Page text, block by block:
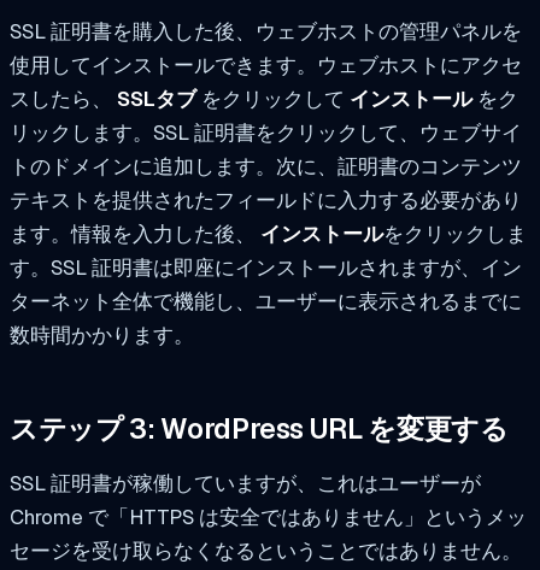
SSL 証明書を購入した後、ウェブホストの管理パネルを
使用してインストールできます。ウェブホストにアクセ
スしたら、 SSLタブをクリックして インストール をク
リックします。SSL 証明書をクリックして、ウェブサイ
トのドメインに追加します。次に、証明書のコンテンツ
テキストを提供されたフィールドに入力する必要があり
ます。情報を入力した後、 インストールをクリックしま
す。SSL 証明書は即座にインストールされますが、イン
ターネット全体で機能し、ユーザーに表示されるまでに
数時間かかります。
ステップ 3: WordPress URL を変更する
SSL 証明書が稼働していますが、これはユーザーが
Chrome で「HTTPS は安全ではありません」というメッ
セージを受け取らなくなるということではありません。